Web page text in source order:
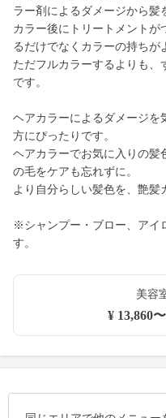
ラー剤によるダメージから
カラー後にトリートメントが
るだけでなくカラーの持ちが
ただフルカラーするよりも、
です。
ヘアカラーによるダメージを
方にぴったりです。
ヘアカラーでお気に入りの髪
の毛をケアも忘れずに。
より自分らしい髪色を、艶髪
※シャンプー・ブロー、アイ
す。
美容
¥ 13,860